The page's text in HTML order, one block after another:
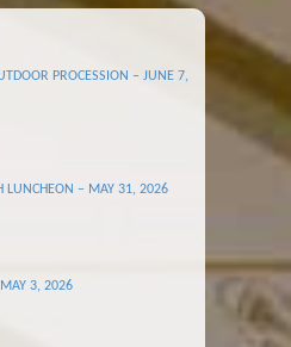
PROCESSION – JUNE 7,
LUNCHEON – MAY 31, 2026
3, 2026